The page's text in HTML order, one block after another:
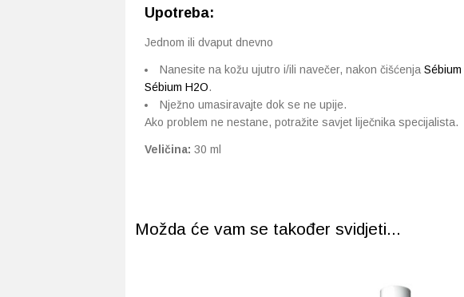
Upotreba:
Jednom ili dvaput dnevno
Nanesite na kožu ujutro i/ili navečer, nakon čišćenja
Sébium H2O.
Nježno umasiravajte dok se ne upije.
Ako problem ne nestane, potražite savjet liječnika specijalista.
Veličina: 30 ml
Možda će vam se također svidjeti...